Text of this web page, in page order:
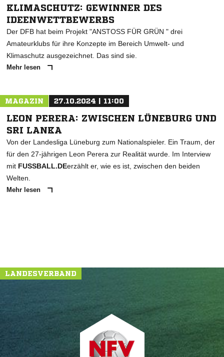
KLIMASCHUTZ: GEWINNER DES
IDEENWETTBEWERBS
Der DFB hat beim Projekt "ANSTOSS FÜR GRÜN " drei
Amateurklubs für ihre Konzepte im Bereich Umwelt- und
Klimaschutz ausgezeichnet. Das sind sie.
Mehr lesen
MAGAZIN 27.10.2024 | 11:00
LEON PERERA: ZWISCHEN LÜNEBURG UND
SRI LANKA
Von der Landesliga Lüneburg zum Nationalspieler. Ein Traum, der
für den 27-jährigen Leon Perera zur Realität wurde. Im Interview
mit FUSSBALL.DEerzählt er, wie es ist, zwischen den beiden
Welten.
Mehr lesen
LANDESVERBAND